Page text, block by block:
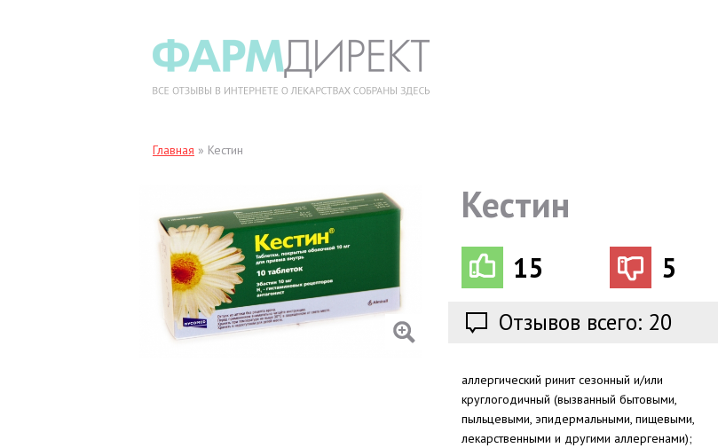
Главная » Кестин
Кестин
15 5
Отзывов всего: 20
аллергический ринит сезонный и/или
круглогодичный (вызванный бытовыми,
пыльцевыми, эпидермальными, пищевыми,
лекарственными и другими аллергенами);